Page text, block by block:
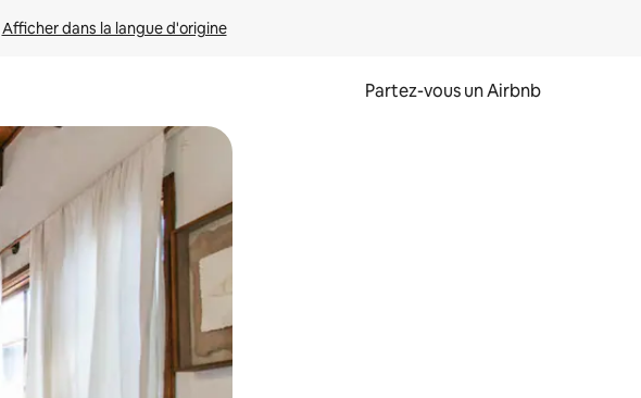
Afficher dans la langue d'origine
Partez-vous un Airbnb